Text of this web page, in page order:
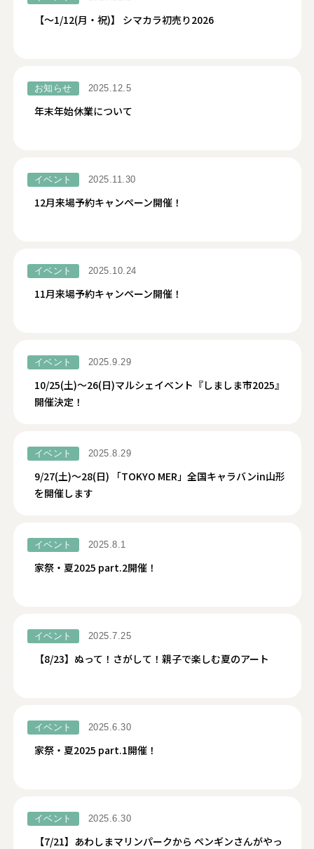
【～1/12(月・祝)】 シマカラ初売り2026
お知らせ 2025.12.5
年末年始休業について
イベント 2025.11.30
12月来場予約キャンペーン開催！
イベント 2025.10.24
11月来場予約キャンペーン開催！
イベント 2025.9.29
10/25(土)〜26(日)マルシェイベント『しましま市2025』
開催決定！
イベント 2025.8.29
9/27(土)〜28(日) 「TOKYO MER」全国キャラバンin山形
を開催します
イベント 2025.8.1
家祭・夏2025 part.2開催！
イベント 2025.7.25
【8/23】ぬって！さがして！親子で楽しむ夏のアート
イベント 2025.6.30
家祭・夏2025 part.1開催！
イベント 2025.6.30
【7/21】あわしまマリンパークから ペンギンさんがやっ